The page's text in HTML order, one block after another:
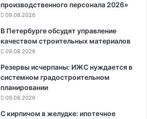
производственного персонала 2026»
09.08.2026
В Петербурге обсудят управление
качеством строительных материалов
09.08.2026
Резервы исчерпаны: ИЖС нуждается в
системном градостроительном
планировании
09.08.2026
С кирпичом в желудке: ипотечное